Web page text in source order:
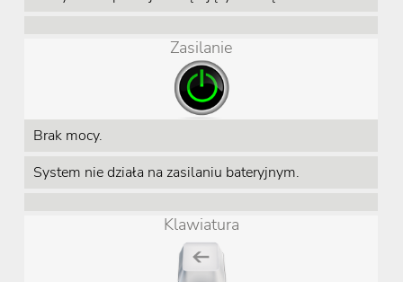
Zasilanie
Brak mocy.
System nie działa na zasilaniu bateryjnym.
Klawiatura